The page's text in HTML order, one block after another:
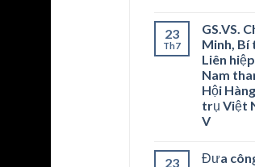
23
Th7
GS.VS.
Minh, Bí
Liên
Nam
Hội
trụ Việt
V
23
Đưa